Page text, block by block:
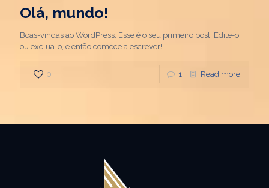
Olá, mundo!
Boas-vindas ao WordPress. Esse é o seu primeiro post. Edite-o
ou exclua-o, e então comece a escrever!
0 1 Read more